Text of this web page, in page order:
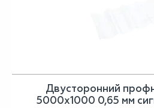
Двусторонний
5000х1000 0,65 мм